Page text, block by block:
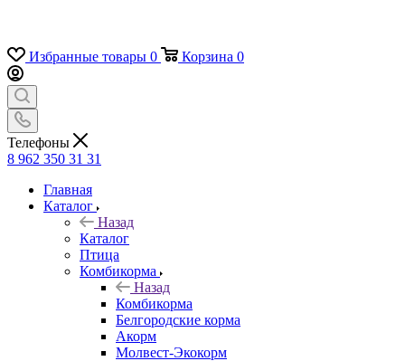
Избранные товары 0 Корзина 0
Телефоны
8 962 350 31 31
Главная
Каталог
Назад
Каталог
Птица
Комбикорма
Назад
Комбикорма
Белгородские корма
Акорм
Молвест-Экокорм